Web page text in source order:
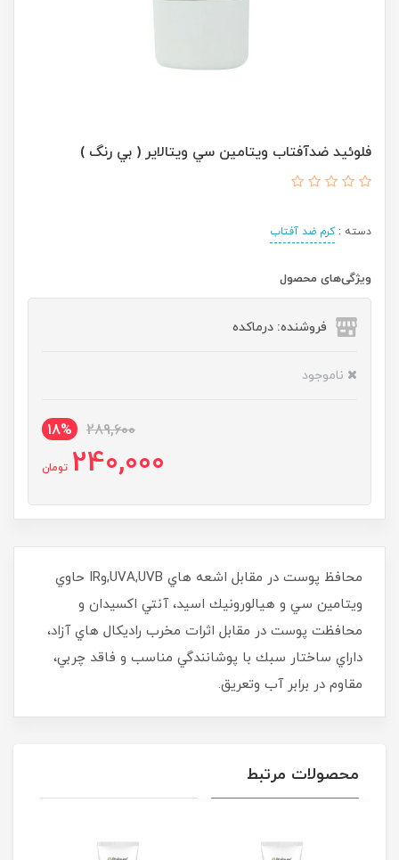
فلوئيد ضدآفتاب ويتامين سي ويتالاير ( بي رنگ )
دسته :کرم ضد آفتاب
ویژگی‌های محصول
فروشنده: درماکده
ناموجود
289,600
18%
240,000 تومان
محافظ پوست در مقابل اشعه هاي UVA,UVB,وIR حاوي
ويتامين سي و هيالورونيك اسيد، آنتي اكسيدان و
محافظت پوست در مقابل اثرات مخرب راديكال هاي آزاد،
داراي ساختار سبك با پوشانندگي مناسب و فاقد چربي،
مقاوم در برابر آب وتعريق.
محصولات مرتبط